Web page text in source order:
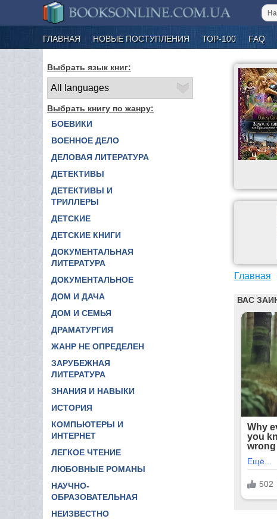
ГЛАВНАЯ НОВЫЕ ПОСТУПЛЕНИЯ ТОР-100 FAQ
Выбрать язык книг:
Выбрать книгу по жанру:
БОЕВИКИ
ВОЕННОЕ ДЕЛО
ДЕЛОВАЯ ЛИТЕРАТУРА
ДЕТЕКТИВЫ
ДЕТЕКТИВЫ И
ТРИЛЛЕРЫ
ДЕТСКИЕ
ДЕТСКИЕ КНИГИ
ДОКУМЕНТАЛЬНАЯ
ЛИТЕРАТУРА
ДОКУМЕНТАЛЬНОЕ
ДОМ И ДАЧА
ДОМ И СЕМЬЯ
ДРАМАТУРГИЯ
ЖАНР НЕ ОПРЕДЕЛЕН
ЗАРУБЕЖНАЯ
ЛИТЕРАТУРА
ЗНАНИЯ И НАВЫКИ
ИСТОРИЯ
КОМПЬЮТЕРЫ И
ИНТЕРНЕТ
ЛЕГКОЕ ЧТЕНИЕ
ЛЮБОВНЫЕ РОМАНЫ
НАУЧНО-
ОБРАЗОВАТЕЛЬНАЯ
НЕИЗВЕСТНО
Главная